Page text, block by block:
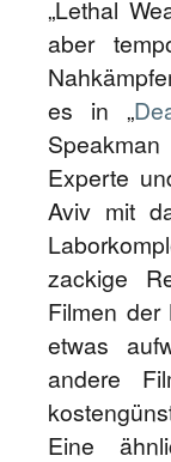
„Lethal
aber
es in „
Experte
Aviv mit
zackige
Filmen der
etwas
andere
Eine